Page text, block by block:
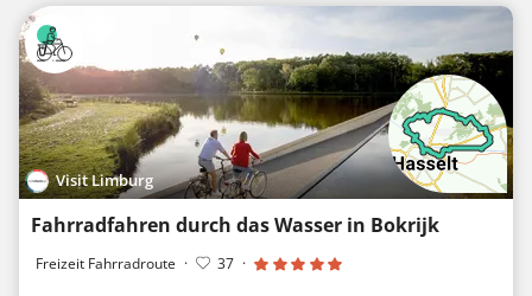
Visit Limburg
Fahrradfahren durch das Wasser in Bokrijk
Freizeit Fahrradroute · 37 ·